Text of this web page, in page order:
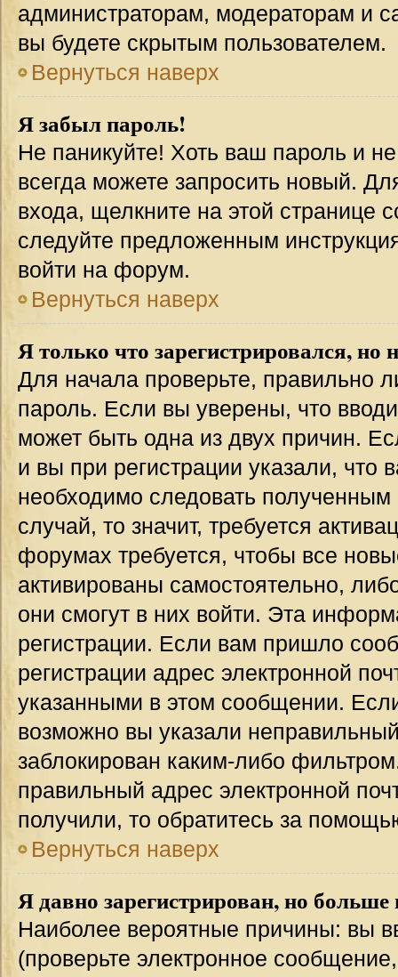
администраторам, модераторам и
вы будете скрытым пользователем.
Вернуться наверх
Я забыл пароль!
Не паникуйте! Хоть ваш пароль и
всегда можете запросить новый.
входа, щелкните на этой странице
следуйте предложенным
войти на форум.
Вернуться наверх
Я только что зарегистрировался, но
Для начала проверьте, правильно
пароль. Если вы уверены, что
может быть одна из двух причин.
и вы при регистрации указали, что
необходимо следовать
случай, то значит, требуется
форумах требуется, чтобы все
активированы самостоятельно,
они смогут в них войти. Эта
регистрации. Если вам пришло
регистрации адрес электронной
указанными в этом сообщении.
возможно вы указали
заблокирован каким-либо
правильный адрес электронной
получили, то обратитесь за
Вернуться наверх
Я давно зарегистрирован, но
Наиболее вероятные причины: вы
(проверьте электронное